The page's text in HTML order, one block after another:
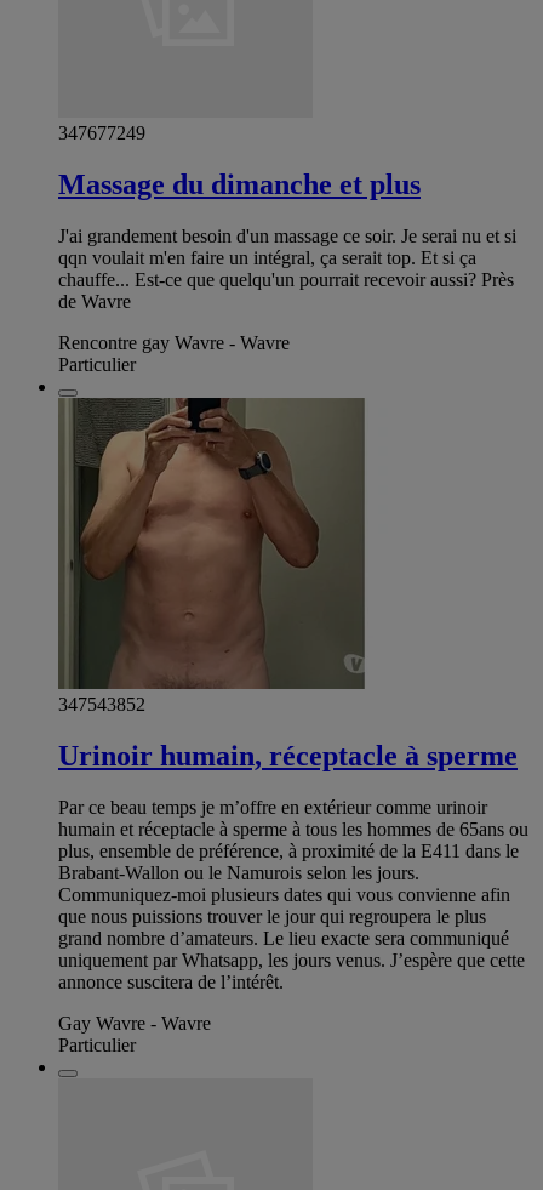
347677249
Massage du dimanche et plus
J'ai grandement besoin d'un massage ce soir. Je serai nu et si
qqn voulait m'en faire un intégral, ça serait top. Et si ça
chauffe... Est-ce que quelqu'un pourrait recevoir aussi? Près
de Wavre
Rencontre gay Wavre - Wavre
Particulier
347543852
Urinoir humain, réceptacle à sperme
Par ce beau temps je m’offre en extérieur comme urinoir
humain et réceptacle à sperme à tous les hommes de 65ans ou
plus, ensemble de préférence, à proximité de la E411 dans le
Brabant-Wallon ou le Namurois selon les jours.
Communiquez-moi plusieurs dates qui vous convienne afin
que nous puissions trouver le jour qui regroupera le plus
grand nombre d’amateurs. Le lieu exacte sera communiqué
uniquement par Whatsapp, les jours venus. J’espère que cette
annonce suscitera de l’intérêt.
Gay Wavre - Wavre
Particulier